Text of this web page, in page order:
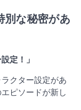
別な秘密があ
定！」
クター設定があ
ピソードが新し